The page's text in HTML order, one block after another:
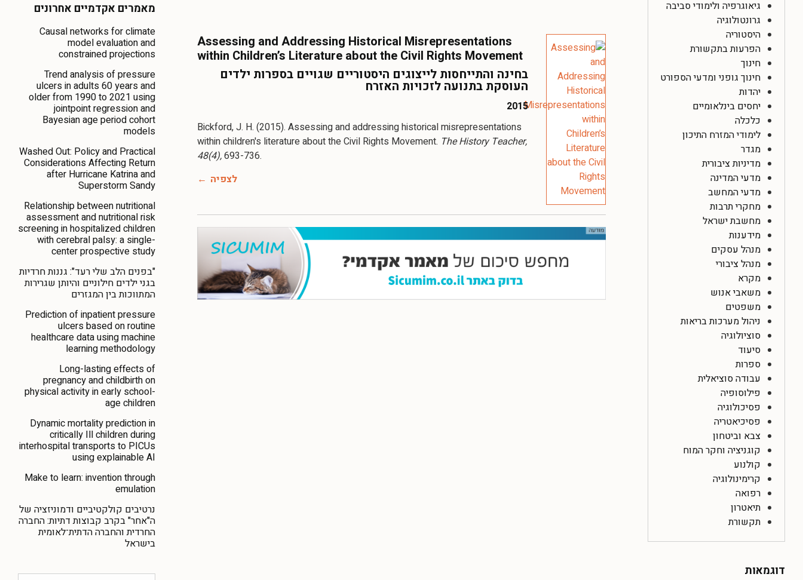
גיאוגרפיה ולימודי סביבה
גרונטולוגיה
היסטוריה
הפרעות בתקשורת
חינוך
חינוך גופני ומדעי הספורט
יהדות
יחסים בינלאומיים
כלכלה
לימודי המזרח התיכון
מגדר
מדיניות ציבורית
מדעי המדינה
מדעי המחשב
מחקרי תרבות
מחשבת ישראל
מידענות
מנהל עסקים
מנהל ציבורי
מקרא
משאבי אנוש
משפטים
ניהול מערכות בריאות
סוציולוגיה
סיעוד
ספרות
עבודה סוציאלית
פילוסופיה
פסיכולוגיה
פסיכיאטריה
צבא וביטחון
קוגניציה וחקר המוח
קולנוע
קרימינולוגיה
רפואה
תיאטרון
תקשורת
דוגמאות
Assessing and Addressing Historical Misrepresentations
within Children’s Literature about the Civil Rights Movement
בחינה והתייחסות לייצוגים היסטוריים שגויים בספרות ילדים
העוסקת בתנועה לזכויות האזרח
2015
Bickford, J. H. (2015). Assessing and addressing historical misrepresentations
within children's literature about the Civil Rights Movement. The History Teacher,
48(4),693-736.
לצפיה
מאמרים אקדמיים אחרונים
Causal networks for climate
model evaluation and
constrained projections
Trend analysis of pressure
ulcers in adults 60 years and
older from 1990 to 2021 using
jointpoint regression and
Bayesian age period cohort
models
Washed Out: Policy and Practical
Considerations Affecting Return
after Hurricane Katrina and
Superstorm Sandy
Relationship between nutritional
assessment and nutritional risk
screening in hospitalized children
with cerebral palsy: a single-
center prospective study
"בפנים הלב שלי רעד": גננות חרדיות
בגני ילדים חילוניים והיותן שגרירות
המתווכות בין המגזרים
Prediction of inpatient pressure
ulcers based on routine
healthcare data using machine
learning methodology
Long-lasting effects of
pregnancy and childbirth on
physical activity in early school-
age children
Dynamic mortality prediction in
critically Ill children during
interhospital transports to PICUs
using explainable AI
Make to learn: invention through
emulation
נרטיבים קולקטיביים ודמוניזציה של
ה"אחר" בקרב קבוצות דתיות: החברה
החרדית והחברה הדתית־לאומית
בישראל